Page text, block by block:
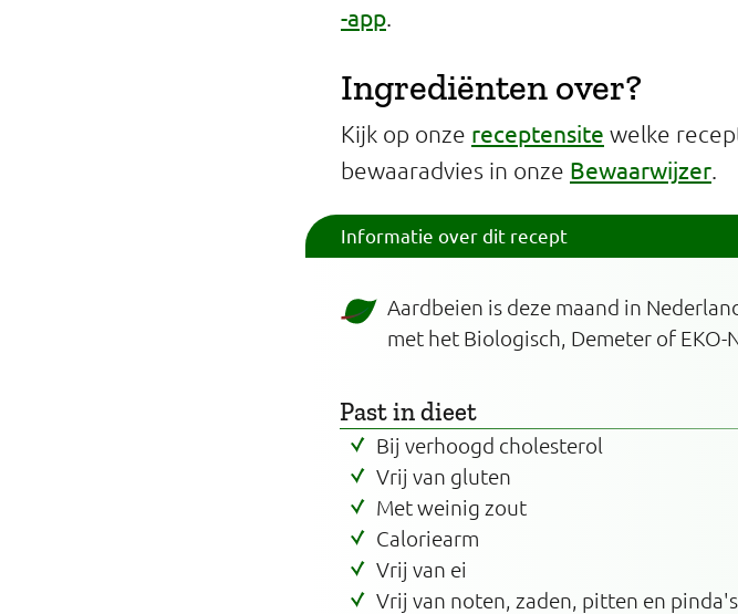
-app
Ingrediënten over?
Kijk op onze receptensite welke
bewaaradvies in onze Bewaarwijzer
Informatie over dit recept
Aardbeien is deze maand in
met het Biologisch, Demeter of EKO-
Past in dieet
Bij verhoogd cholesterol
Vrij van gluten
Met weinig zout
Caloriearm
Vrij van ei
Vrij van noten, zaden, pitten en pinda's